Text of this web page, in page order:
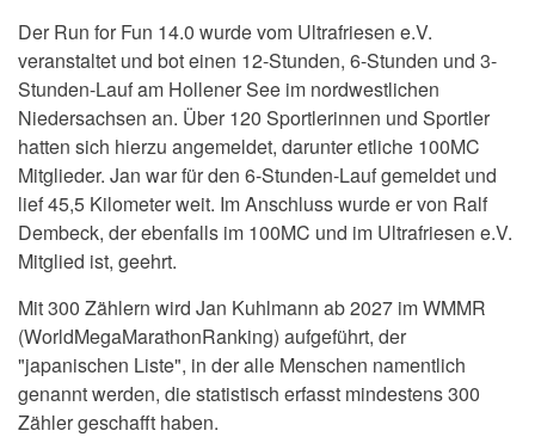
Der Run for Fun 14.0 wurde vom Ultrafriesen e.V.
veranstaltet und bot einen 12-Stunden, 6-Stunden und 3-
Stunden-Lauf am Hollener See im nordwestlichen
Niedersachsen an. Über 120 Sportlerinnen und Sportler
hatten sich hierzu angemeldet, darunter etliche 100MC
Mitglieder. Jan war für den 6-Stunden-Lauf gemeldet und
lief 45,5 Kilometer weit. Im Anschluss wurde er von Ralf
Dembeck, der ebenfalls im 100MC und im Ultrafriesen e.V.
Mitglied ist, geehrt.
Mit 300 Zählern wird Jan Kuhlmann ab 2027 im WMMR
(WorldMegaMarathonRanking) aufgeführt, der
"japanischen Liste", in der alle Menschen namentlich
genannt werden, die statistisch erfasst mindestens 300
Zähler geschafft haben.